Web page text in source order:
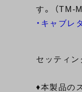
す。 （TM-
・キャブレ
セッティ
♦本製品の